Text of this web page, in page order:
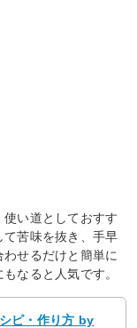
い道としておすす
苦味を抜き、手早
せるだけと簡単に
なると人気です。
ピ・作り方 by